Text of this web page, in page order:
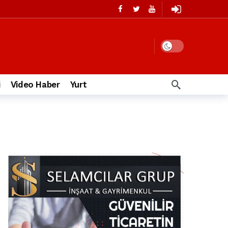
Video Haber Yurt